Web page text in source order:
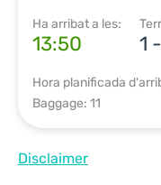
Ha arribat a les:
13:50 1
Hora planificada
Baggage: 11
Disclaimer